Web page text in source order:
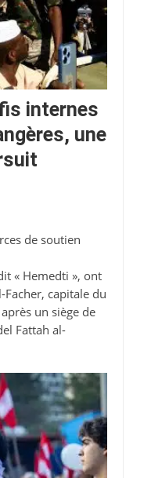
internes
une
de soutien
« Hemedti », ont
Facher, capitale du
un siège de
Fattah al-